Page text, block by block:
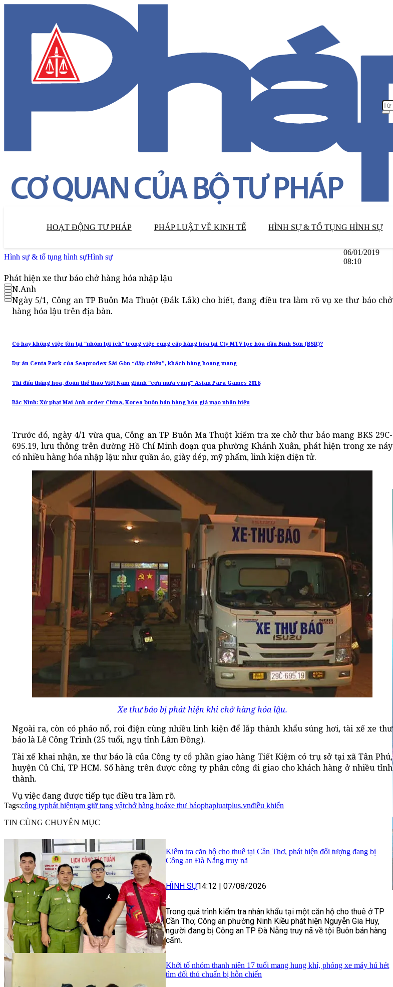
HOẠT ĐỘNG TƯ PHÁP PHÁP LUẬT VỀ KINH TẾ HÌNH SỰ & TỐ TỤNG HÌNH SỰ
Hình sự & tố tụng hình sựHình sự
06/01/2019
08:10
Phát hiện xe thư báo chở hàng hóa nhập lậu
N.Anh
Ngày 5/1, Công an TP Buôn Ma Thuột (Đắk Lắk) cho biết, đang điều tra làm rõ vụ xe thư báo chở
hàng hóa lậu trên địa bàn.
Có hay không việc tồn tại "nhóm lợi ích" trong việc cung cấp hàng hóa tại Cty MTV lọc hóa dầu Bình Sơn (BSR)?
Dự án Centa Park của Seaprodex Sài Gòn “đắp chiếu”, khách hàng hoang mang
Thi đấu thăng hoa, đoàn thể thao Việt Nam giành "cơn mưa vàng" Asian Para Games 2018
Bắc Ninh: Xử phạt Mai Anh order China, Korea buôn bán hàng hóa giả mạo nhãn hiệu
Trước đó, ngày 4/1 vừa qua, Công an TP Buôn Ma Thuột kiểm tra xe chở thư báo mang BKS 29C-
695.19, lưu thông trên đường Hồ Chí Minh đoạn qua phường Khánh Xuân, phát hiện trong xe náy
có nhiều hàng hóa nhập lậu: như quần áo, giày dép, mỹ phẩm, linh kiện điện tử.
Xe thư báo bị phát hiện khi chở hàng hóa lậu.
Ngoài ra, còn có pháo nổ, roi điện cùng nhiều linh kiện để lắp thành khẩu súng hơi, tài xế xe thư
báo là Lê Công Trình (25 tuổi, ngụ tỉnh Lâm Đồng).
Tài xế khai nhận, xe thư báo là của Công ty cổ phần giao hàng Tiết Kiệm có trụ sở tại xã Tân Phú,
huyện Củ Chi, TP HCM. Số hàng trên được công ty phân công đi giao cho khách hàng ở nhiều tỉnh
thành.
Vụ việc đang được tiếp tục điều tra làm rõ.
Tags:công typhát hiệntạm giữ tang vậtchở hàng hoáxe thư báophapluatplus.vnđiều khiển
TIN CÙNG CHUYÊN MỤC
Kiểm tra căn hộ cho thuê tại Cần Thơ, phát hiện đối tượng đang bị
Công an Đà Nẵng truy nã
HÌNH SỰ14:12 | 07/08/2026
Trong quá trình kiểm tra nhân khẩu tại một căn hộ cho thuê ở TP
Cần Thơ, Công an phường Ninh Kiều phát hiện Nguyễn Gia Huy,
người đang bị Công an TP Đà Nẵng truy nã về tội Buôn bán hàng
cấm.
Khởi tố nhóm thanh niên 17 tuổi mang hung khí, phóng xe máy hú hét
tìm đối thủ chuẩn bị hỗn chiến